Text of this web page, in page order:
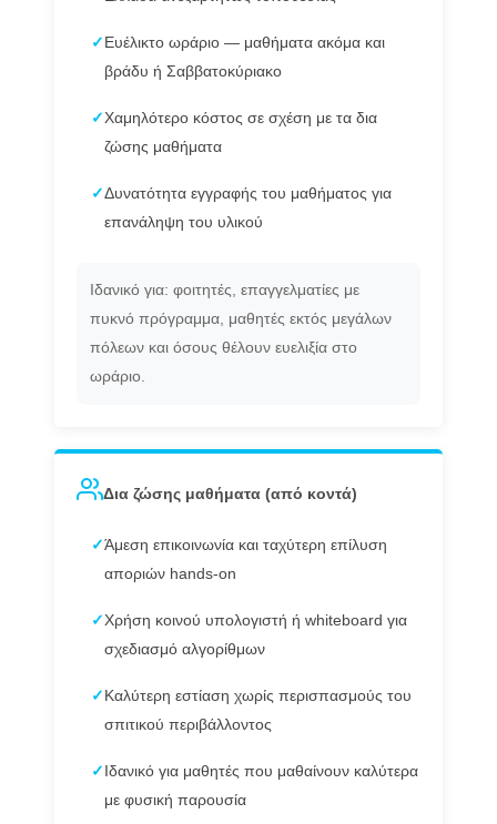
✓ Ευέλικτο ωράριο — μαθήματα ακόμα και
βράδυ ή Σαββατοκύριακο
✓Χαμηλότερο κόστος σε σχέση με τα δια
ζώσης μαθήματα
✓Δυνατότητα εγγραφής του μαθήματος για
επανάληψη του υλικού
Ιδανικό για: φοιτητές, επαγγελματίες με
πυκνό πρόγραμμα, μαθητές εκτός μεγάλων
πόλεων και όσους θέλουν ευελιξία στο
ωράριο.
Δια ζώσης μαθήματα (από κοντά)
✓Άμεση επικοινωνία και ταχύτερη επίλυση
αποριών hands-on
✓Χρήση κοινού υπολογιστή ή whiteboard για
σχεδιασμό αλγορίθμων
✓ Καλύτερη εστίαση χωρίς περισπασμούς του
σπιτικού περιβάλλοντος
✓ Ιδανικό για μαθητές που μαθαίνουν καλύτερα
με φυσική παρουσία